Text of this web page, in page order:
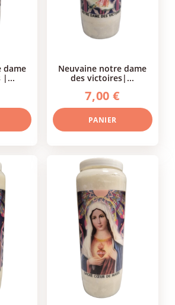
|...
neuvaine notre dame
des victoires|...
7,00 €
PANIER